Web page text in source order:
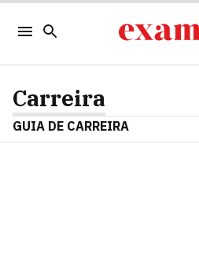
Carreira
GUIA DE CARREIRA